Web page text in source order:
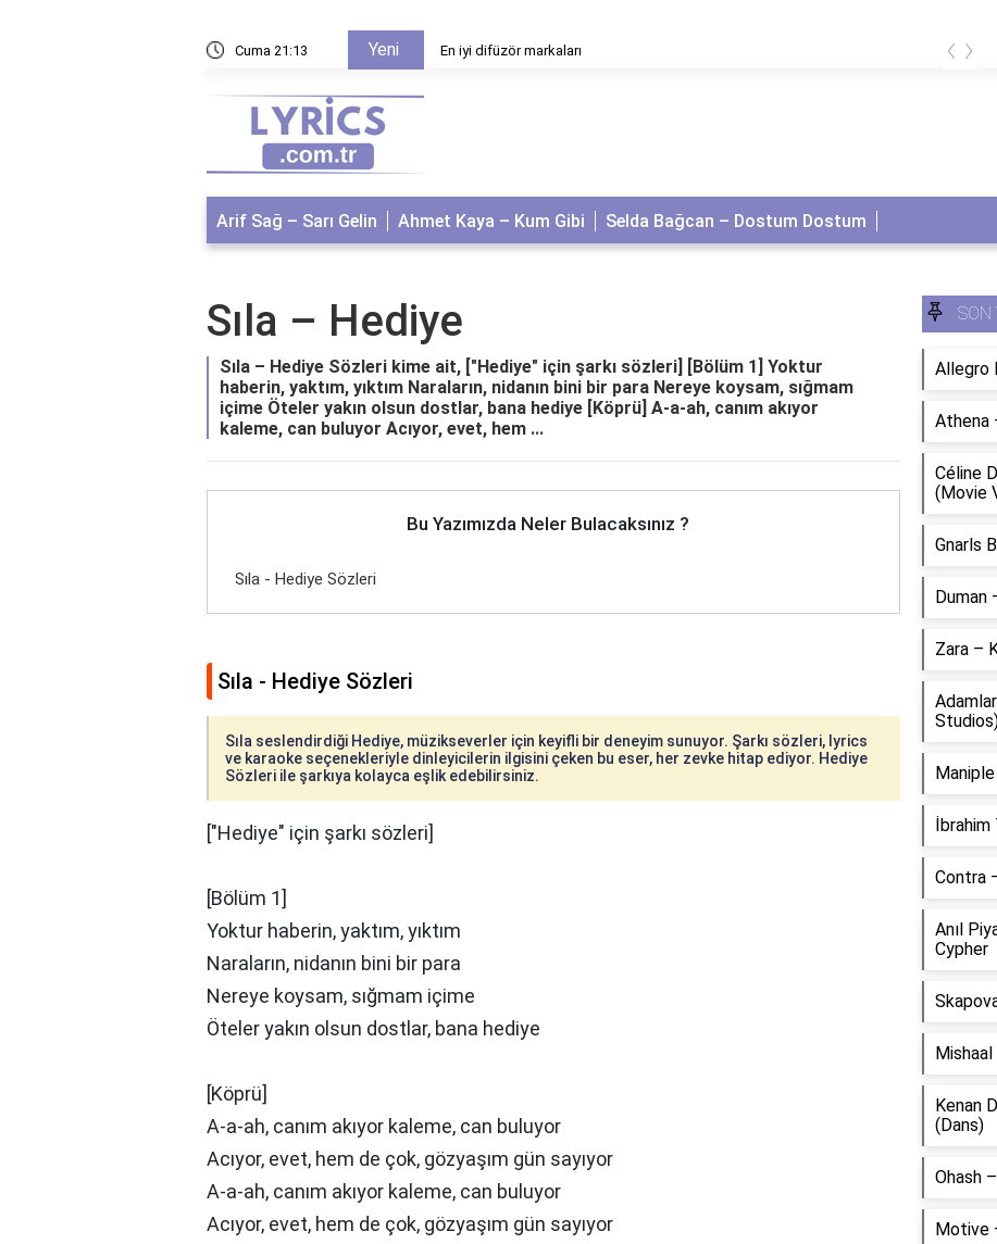
Cuma 21:13 Yeni En iyi difüzör markaları ‹ ›
Arif Sağ – Sarı Gelin Ahmet Kaya – Kum Gibi Selda Bağcan – Dostum Dostum
Sıla – Hediye
Sıla – Hediye Sözleri kime ait, ["Hediye" için şarkı sözleri] [Bölüm 1] Yoktur
haberin, yaktım, yıktım Naraların, nidanın bini bir para Nereye koysam, sığmam
içime Öteler yakın olsun dostlar, bana hediye [Köprü] A-a-ah, canım akıyor
kaleme, can buluyor Acıyor, evet, hem ...
Bu Yazımızda Neler Bulacaksınız ?
Sıla - Hediye Sözleri
Sıla - Hediye Sözleri
Sıla seslendirdiği Hediye, müzikseverler için keyifli bir deneyim sunuyor. Şarkı sözleri, lyrics
ve karaoke seçenekleriyle dinleyicilerin ilgisini çeken bu eser, her zevke hitap ediyor. Hediye
Sözleri ile şarkıya kolayca eşlik edebilirsiniz.
["Hediye" için şarkı sözleri]
[Bölüm 1]
Yoktur haberin, yaktım, yıktım
Naraların, nidanın bini bir para
Nereye koysam, sığmam içime
Öteler yakın olsun dostlar, bana hediye
[Köprü]
A-a-ah, canım akıyor kaleme, can buluyor
Acıyor, evet, hem de çok, gözyaşım gün sayıyor
A-a-ah, canım akıyor kaleme, can buluyor
Acıyor, evet, hem de çok, gözyaşım gün sayıyor
SON
Allegro
Athena
Céline
(Movie
Gnarls
Duman
Zara –
İbrahim
Contra
Anıl
Cypher
Kenan
(Dans)
Ohash
Motive